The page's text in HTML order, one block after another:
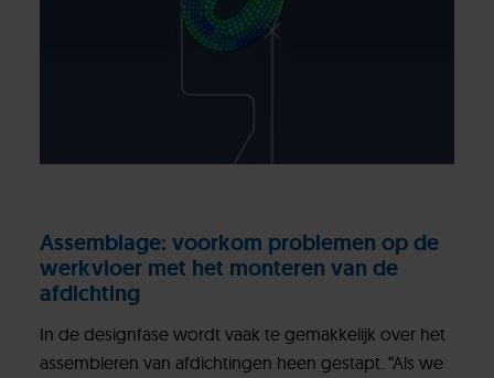
Assemblage: voorkom problemen op de
werkvloer met het monteren van de
afdichting
In de designfase wordt vaak te gemakkelijk over het
assembleren van afdichtingen heen gestapt. “Als we